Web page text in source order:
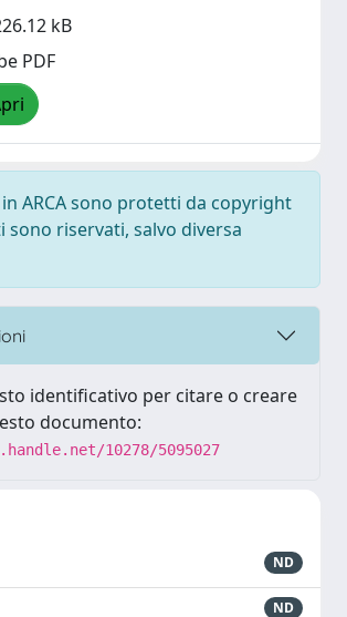
kB
PDF
ARCA sono protetti da copyright
riservati, salvo diversa
identificativo per citare o creare
documento:
10278/5095027
ND
ND